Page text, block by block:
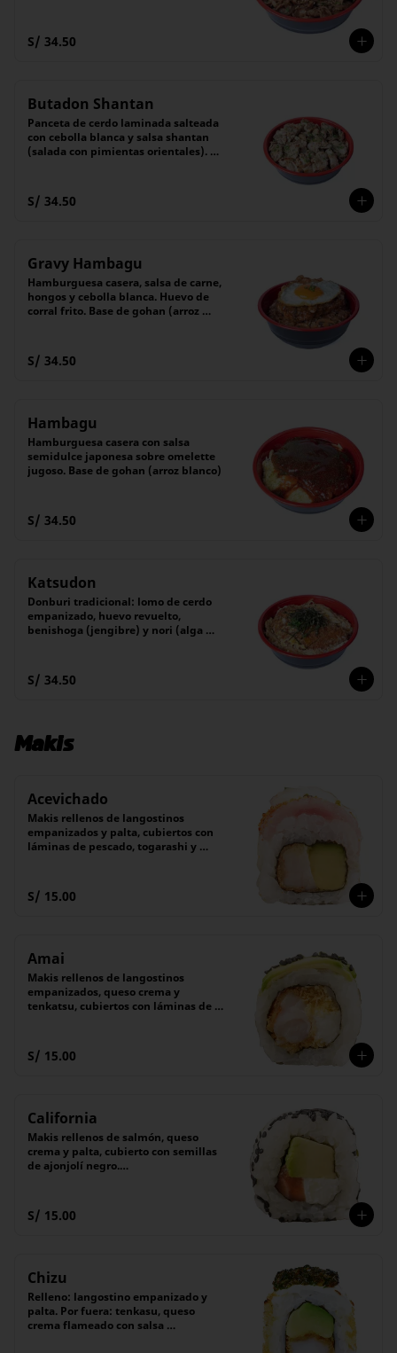
S/ 34.50
Butadon Shantan
Panceta de cerdo laminada salteada
con cebolla blanca y salsa shantan
(salada con pimientas orientales).
S/ 34.50
Gravy Hambagu
Hamburguesa casera, salsa de carne,
hongos y cebolla blanca. Huevo de
corral frito. Base de gohan (arroz
S/ 34.50
Hambagu
Hamburguesa casera con salsa
semidulce japonesa sobre omelette
jugoso. Base de gohan (arroz blanco)
S/ 34.50
Katsudon
Donburi tradicional: lomo de cerdo
empanizado, huevo revuelto,
benishoga (jengibre) y nori (alga
guiso de cebolla salteada.
S/ 34.50
Makis
Acevichado
Makis rellenos de langostinos
empanizados y palta, cubiertos con
láminas de pescado, togarashi y
de la casa.
(6 piezas)
S/ 15.00
Amai
Makis rellenos de langostinos
empanizados, queso crema y
tenkatsu, cubiertos con láminas de
(6 unidades).
S/ 15.00
California
Makis rellenos de salmón, queso
crema y palta, cubierto con semillas
de ajonjolí negro.
(6 unidades).
S/ 15.00
Chizu
Relleno: langostino empanizado y
palta. Por fuera: tenkasu, queso
crema flameado con salsa